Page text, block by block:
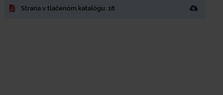
Strana v tlačenom katalógu: 18